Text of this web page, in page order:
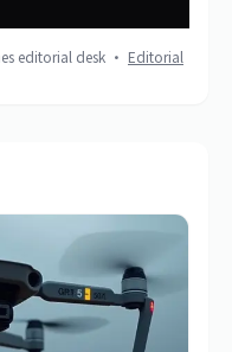
editorial desk · Editorial